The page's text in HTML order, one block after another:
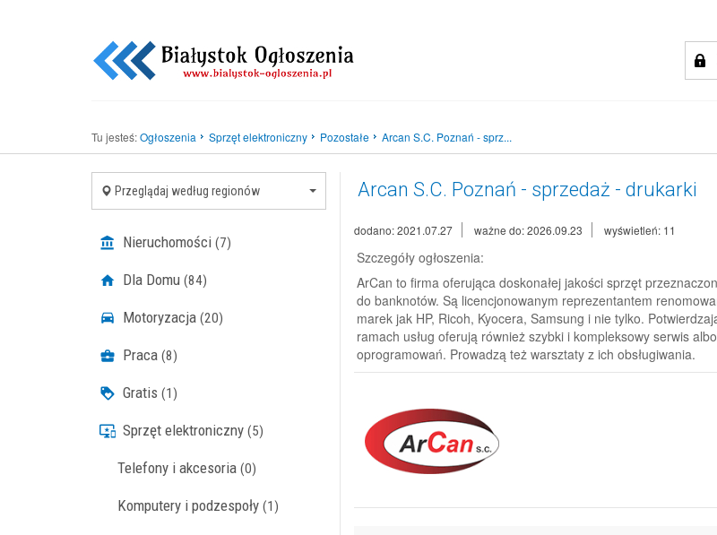
Tu jesteś:Ogłoszenia Sprzęt elektroniczny Pozostałe Arcan S.C. Poznań - sprz...
Przeglądaj według regionów
Nieruchomości (7)
Dla Domu (84)
Motoryzacja (20)
Praca (8)
Gratis (1)
Sprzęt elektroniczny (5)
Telefony i akcesoria (0)
Komputery i podzespoły (1)
Arcan S.C. Poznań - sprzedaż - drukarki
dodano: 2021.07.27 ważne do: 2026.09.23 wyświetleń: 11
Szczegóły ogłoszenia:
ArCan to firma oferująca doskonałej jakości sprzęt
do banknotów. Są licencjonowanym reprezentantem
marek jak HP, Ricoh, Kyocera, Samsung i nie tylko.
ramach usług oferują również szybki i kompleksowy serwis
oprogramowań. Prowadzą też warsztaty z ich obsługiwania.